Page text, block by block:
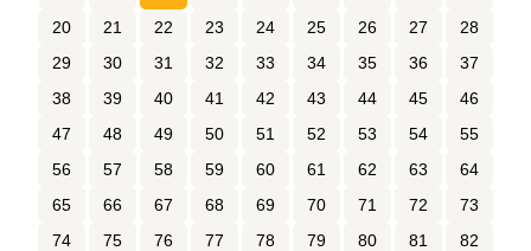
20
21 22 23 24 25 26 27
28
29
30 31 32 33 34 35 36
37
38
39 40 41 42 43 44 45
46
47
48 49 50 51 52 53 54
55
56
57 58 59 60 61 62 63
64
65
66 67 68 69 70 71 72
73
74
75 76 77 78 79 80 81
82